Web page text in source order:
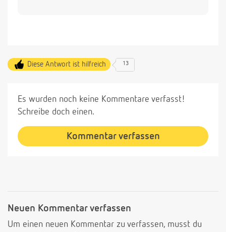
Diese Antwort ist hilfreich 13
Es wurden noch keine Kommentare verfasst!
Schreibe doch einen.
Kommentar verfassen
Neuen Kommentar verfassen
Um einen neuen Kommentar zu verfassen, musst du